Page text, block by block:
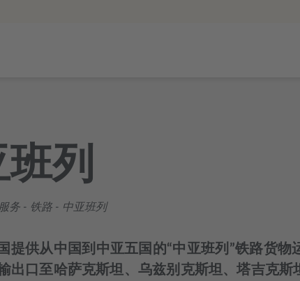
列
务 - 铁路 - 中亚班列
提供从中国到中亚五国的“中亚班列”铁路货
出口至哈萨克斯坦、乌兹别克斯坦、塔吉克